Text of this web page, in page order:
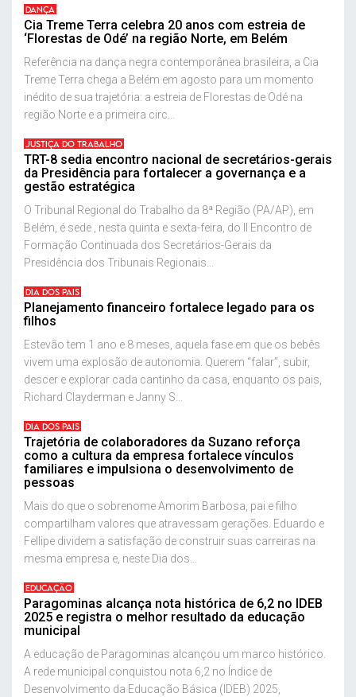
DANÇA
Cia Treme Terra celebra 20 anos com estreia de
‘Florestas de Odé’ na região Norte, em Belém
Referência na dança negra contemporânea brasileira, a Cia
Treme Terra chega a Belém em agosto para um momento
inédito de sua trajetória: a estreia de Florestas de Odé na
região Norte e a primeira circ...
JUSTIÇA DO TRABALHO
TRT-8 sedia encontro nacional de secretários-gerais
da Presidência para fortalecer a governança e a
gestão estratégica
O Tribunal Regional do Trabalho da 8ª Região (PA/AP), em
Belém, é sede , nesta quinta e sexta-feira, do II Encontro de
Formação Continuada dos Secretários-Gerais da
Presidência dos Tribunais Regionais...
DIA DOS PAIS
Planejamento financeiro fortalece legado para os
filhos
Estevão tem 1 ano e 8 meses, aquela fase em que os bebês
vivem uma explosão de autonomia. Querem “falar”, subir,
descer e explorar cada cantinho da casa, enquanto os pais,
Richard Clayderman e Janny S...
DIA DOS PAIS
Trajetória de colaboradores da Suzano reforça
como a cultura da empresa fortalece vínculos
familiares e impulsiona o desenvolvimento de
pessoas
Mais do que o sobrenome Amorim Barbosa, pai e filho
compartilham valores que atravessam gerações. Eduardo e
Fellipe dividem a satisfação de construir suas carreiras na
mesma empresa e, neste Dia dos...
EDUCAÇÃO
Paragominas alcança nota histórica de 6,2 no IDEB
2025 e registra o melhor resultado da educação
municipal
A educação de Paragominas alcançou um marco histórico.
A rede municipal conquistou nota 6,2 no Índice de
Desenvolvimento da Educação Básica (IDEB) 2025,